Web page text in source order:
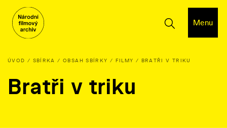
Menu
ÚVOD SBÍRKA OBSAH SBÍRKY FILMY BRATŘI V TRIKU
Bratři v triku